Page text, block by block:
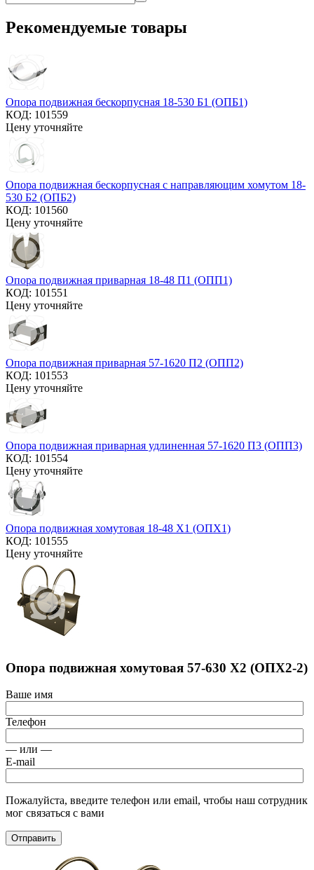
Рекомендуемые товары
Опора подвижная бескорпусная 18-530 Б1 (ОПБ1)
КОД: 101559
Цену уточняйте
Опора подвижная бескорпусная с направляющим хомутом 18-
530 Б2 (ОПБ2)
КОД: 101560
Цену уточняйте
Опора подвижная приварная 18-48 П1 (ОПП1)
КОД: 101551
Цену уточняйте
Опора подвижная приварная 57-1620 П2 (ОПП2)
КОД: 101553
Цену уточняйте
Опора подвижная приварная удлиненная 57-1620 П3 (ОПП3)
КОД: 101554
Цену уточняйте
Опора подвижная хомутовая 18-48 Х1 (ОПХ1)
КОД: 101555
Цену уточняйте
Опора подвижная хомутовая 57-630 Х2 (ОПХ2-2)
Ваше имя
Телефон
— или —
E-mail
Пожалуйста, введите телефон или email, чтобы наш сотрудник
мог связаться с вами
Отправить